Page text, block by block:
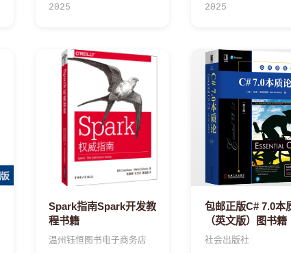
2025
2025
Spark指南Spark开发教
程书籍
温州钰恒图书电子商务店
包邮正版C# 7.0本
（英文版）图书籍
社会出版社